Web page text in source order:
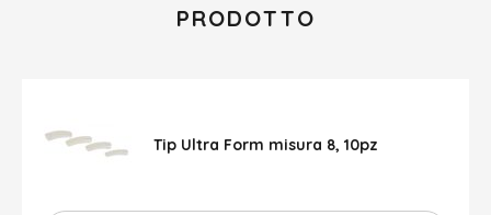
PRODOTTO
Tip Ultra Form misura 8, 10pz